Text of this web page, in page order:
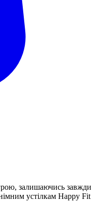
залишаючись завжди
устілкам Happy Fit